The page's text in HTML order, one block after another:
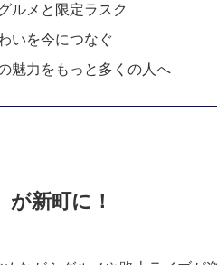
ルメと限定ラスク
いを今につなぐ
魅力をもっと多くの人へ
が新町に！